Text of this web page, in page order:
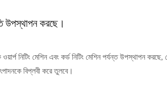
উপস্থাপন করছে।
নিটিং মেশিন এবং কর্ড নিটিং মেশিন পর্যন্ত উপস্থাপন করছে,
বিপ্লবী করে তুলবে।